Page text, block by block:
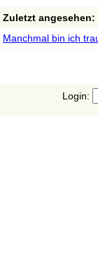
Zuletzt angesehen:
Manchmal bin ich
Login: